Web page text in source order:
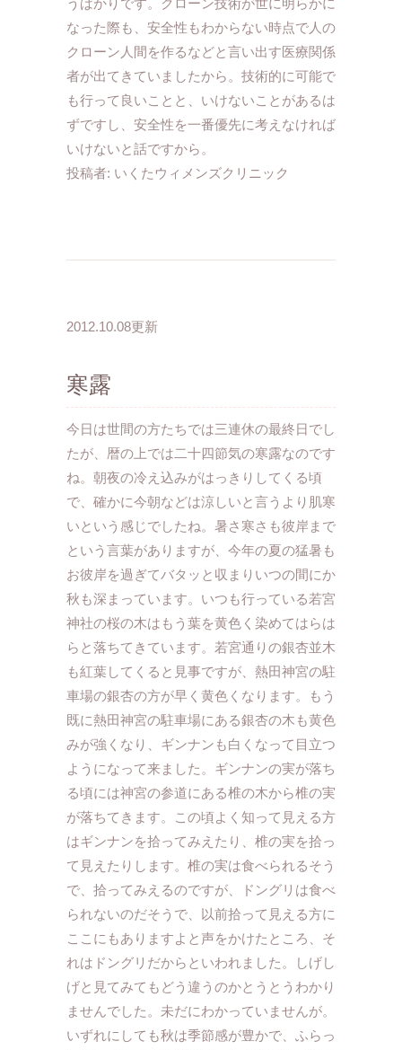
なった際も、安全性もわからない時点で人の
クローン人間を作るなどと言い出す医療関係
者が出てきていましたから。技術的に可能で
も行って良いことと、いけないことがあるは
ずですし、安全性を一番優先に考えなければ
いけないと話ですから。
投稿者: いくたウィメンズクリニック
2012.10.08更新
寒露
今日は世間の方たちでは三連休の最終日でし
たが、暦の上では二十四節気の寒露なのです
ね。朝夜の冷え込みがはっきりしてくる頃
で、確かに今朝などは涼しいと言うより肌寒
いという感じでしたね。暑さ寒さも彼岸まで
という言葉がありますが、今年の夏の猛暑も
お彼岸を過ぎてバタッと収まりいつの間にか
秋も深まっています。いつも行っている若宮
神社の桜の木はもう葉を黄色く染めてはらは
らと落ちてきています。若宮通りの銀杏並木
も紅葉してくると見事ですが、熱田神宮の駐
車場の銀杏の方が早く黄色くなります。もう
既に熱田神宮の駐車場にある銀杏の木も黄色
みが強くなり、ギンナンも白くなって目立つ
ようになって来ました。ギンナンの実が落ち
る頃には神宮の参道にある椎の木から椎の実
が落ちてきます。この頃よく知って見える方
はギンナンを拾ってみえたり、椎の実を拾っ
て見えたりします。椎の実は食べられるそう
で、拾ってみえるのですが、ドングリは食べ
られないのだそうで、以前拾って見える方に
ここにもありますよと声をかけたところ、そ
れはドングリだからといわれました。しげし
げと見てみてもどう違うのかとうとうわかり
ませんでした。未だにわかっていませんが。
いずれにしても秋は季節感が豊かで、ふらっ